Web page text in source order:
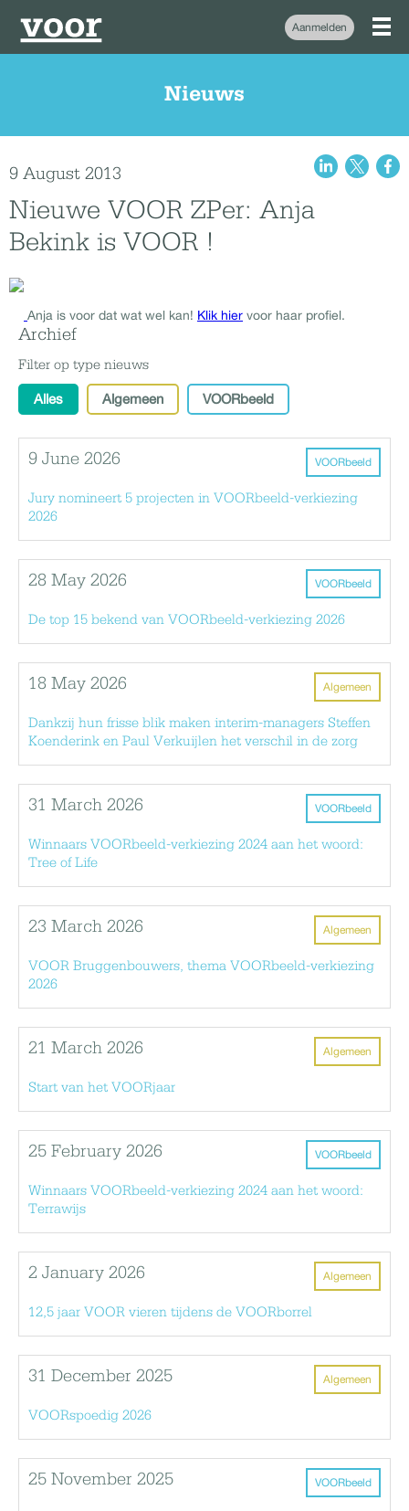
Aanmelden
Nieuws
9 August 2013
Nieuwe VOOR ZPer: Anja
Bekink is VOOR !
Anja is voor dat wat wel kan! Klik hier voor haar profiel.
Archief
Filter op type nieuws
Alles Algemeen VOORbeeld
VOORbeeld
9 June 2026
Jury nomineert 5 projecten in VOORbeeld-verkiezing
2026
VOORbeeld
28 May 2026
De top 15 bekend van VOORbeeld-verkiezing 2026
Algemeen
18 May 2026
Dankzij hun frisse blik maken interim-managers Steffen
Koenderink en Paul Verkuijlen het verschil in de zorg
VOORbeeld
31 March 2026
Winnaars VOORbeeld-verkiezing 2024 aan het woord:
Tree of Life
Algemeen
23 March 2026
VOOR Bruggenbouwers, thema VOORbeeld-verkiezing
2026
Algemeen
21 March 2026
Start van het VOORjaar
VOORbeeld
25 February 2026
Winnaars VOORbeeld-verkiezing 2024 aan het woord:
Terrawijs
Algemeen
2 January 2026
12,5 jaar VOOR vieren tijdens de VOORborrel
Algemeen
31 December 2025
VOORspoedig 2026
VOORbeeld
25 November 2025